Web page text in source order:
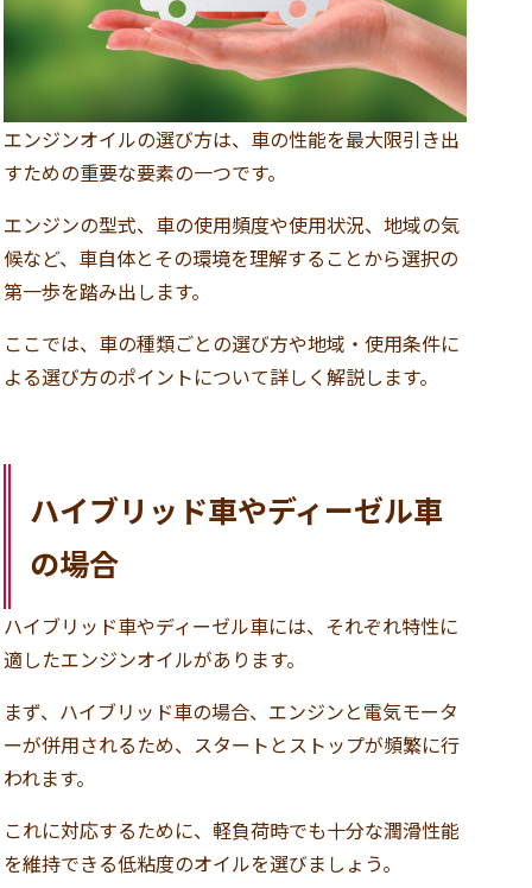
エンジンオイルの選び方は、車の性能を最大限引き出
すための重要な要素の一つです。
エンジンの型式、車の使用頻度や使用状況、地域の気
候など、車自体とその環境を理解することから選択の
第一歩を踏み出します。
ここでは、車の種類ごとの選び方や地域・使用条件に
よる選び方のポイントについて詳しく解説します。
ハイブリッド車やディーゼル車
の場合
ハイブリッド車やディーゼル車には、それぞれ特性に
適したエンジンオイルがあります。
まず、ハイブリッド車の場合、エンジンと電気モータ
ーが併用されるため、スタートとストップが頻繁に行
われます。
これに対応するために、軽負荷時でも十分な潤滑性能
を維持できる低粘度のオイルを選びましょう。